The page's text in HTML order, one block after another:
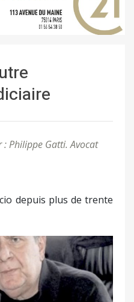
: Philippe Gatti. Avocat
depuis plus de trente